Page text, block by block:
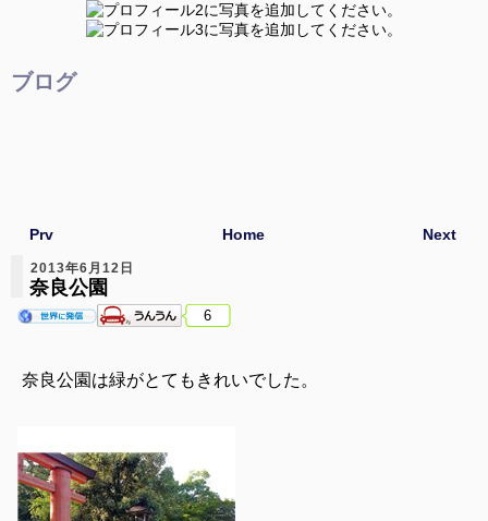
ブログ
Next
Prv Home
2013年6月12日
奈良公園
6
奈良公園は緑がとてもきれいでした。